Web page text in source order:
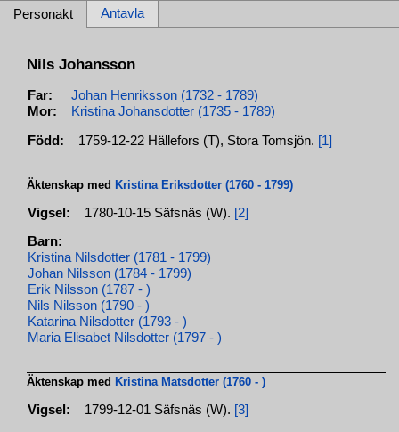
Personakt Antavla
Nils Johansson
Far:
Johan Henriksson (1732 - 1789)
Mor:
Kristina Johansdotter (1735 - 1789)
Född: 1759-12-22 Hällefors (T), Stora Tomsjön. [1]
Äktenskap med Kristina Eriksdotter (1760 - 1799)
Vigsel: 1780-10-15 Säfsnäs (W). [2]
Barn:
Kristina Nilsdotter (1781 - 1799)
Johan Nilsson (1784 - 1799)
Erik Nilsson (1787 - )
Nils Nilsson (1790 - )
Katarina Nilsdotter (1793 - )
Maria Elisabet Nilsdotter (1797 - )
Äktenskap med Kristina Matsdotter (1760 - )
Vigsel: 1799-12-01 Säfsnäs (W). [3]